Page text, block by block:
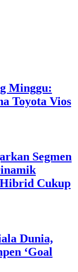
Minggu:
Toyota Vios
Segmen
Cukup
Dunia,
‘Goal